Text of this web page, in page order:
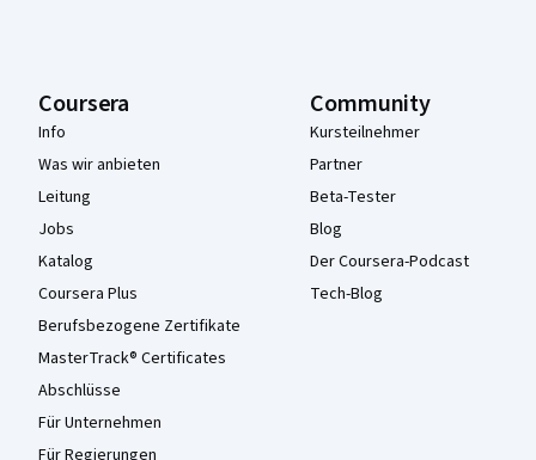
Coursera
Info
Was wir anbieten
Leitung
Jobs
Katalog
Coursera Plus
Berufsbezogene Zertifikate
MasterTrack® Certificates
Abschlüsse
Für Unternehmen
Für Regierungen
Community
Kursteilnehmer
Partner
Beta-Tester
Blog
Der Coursera-Podcast
Tech-Blog